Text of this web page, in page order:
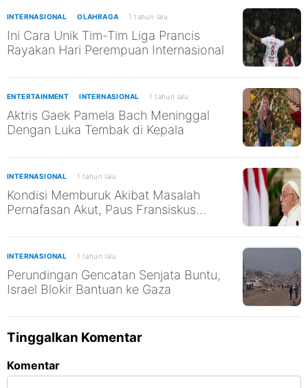
INTERNASIONAL OLAHRAGA 1 tahun lalu
Ini Cara Unik Tim-Tim Liga Prancis
Rayakan Hari Perempuan Internasional
ENTERTAINMENT INTERNASIONAL 1 tahun lalu
Aktris Gaek Pamela Bach Meninggal
Dengan Luka Tembak di Kepala
INTERNASIONAL 1 tahun lalu
Kondisi Memburuk Akibat Masalah
Pernafasan Akut, Paus Fransiskus
INTERNASIONAL 1 tahun lalu
Perundingan Gencatan Senjata Buntu,
Israel Blokir Bantuan ke Gaza
Tinggalkan Komentar
Komentar